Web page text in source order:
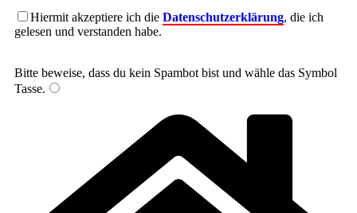
Hiermit akzeptiere ich die Datenschutzerklärung, die ich
gelesen und verstanden habe.
Bitte beweise, dass du kein Spambot bist und wähle das Symbol
Tasse.